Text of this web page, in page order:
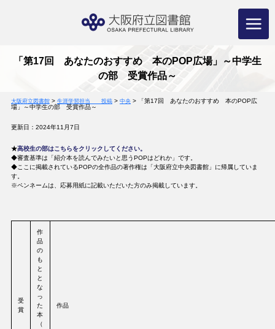
「第17回 あなたのおすすめ 本のPOP広場」～中学生
の部 受賞作品～
大阪府立図書館> 生涯学習担当 投稿> 中央>
「第17回 あなたのおすすめ 本のPOP広
場」～中学生の部 受賞作品～
更新日：2024年11月7日
★高校生の部はこちらをクリックしてください。
◆審査基準は「紹介本を読んでみたいと思うPOPはどれか」です。
◆ここに掲載されているPOPの全作品の著作権は「大阪府立中央図書館」に帰属していま
す。
※ペンネームは、応募用紙に記載いただいた方のみ掲載しています。
受
賞
作
品
の
も
と
と
な
っ
た
本
（
作品